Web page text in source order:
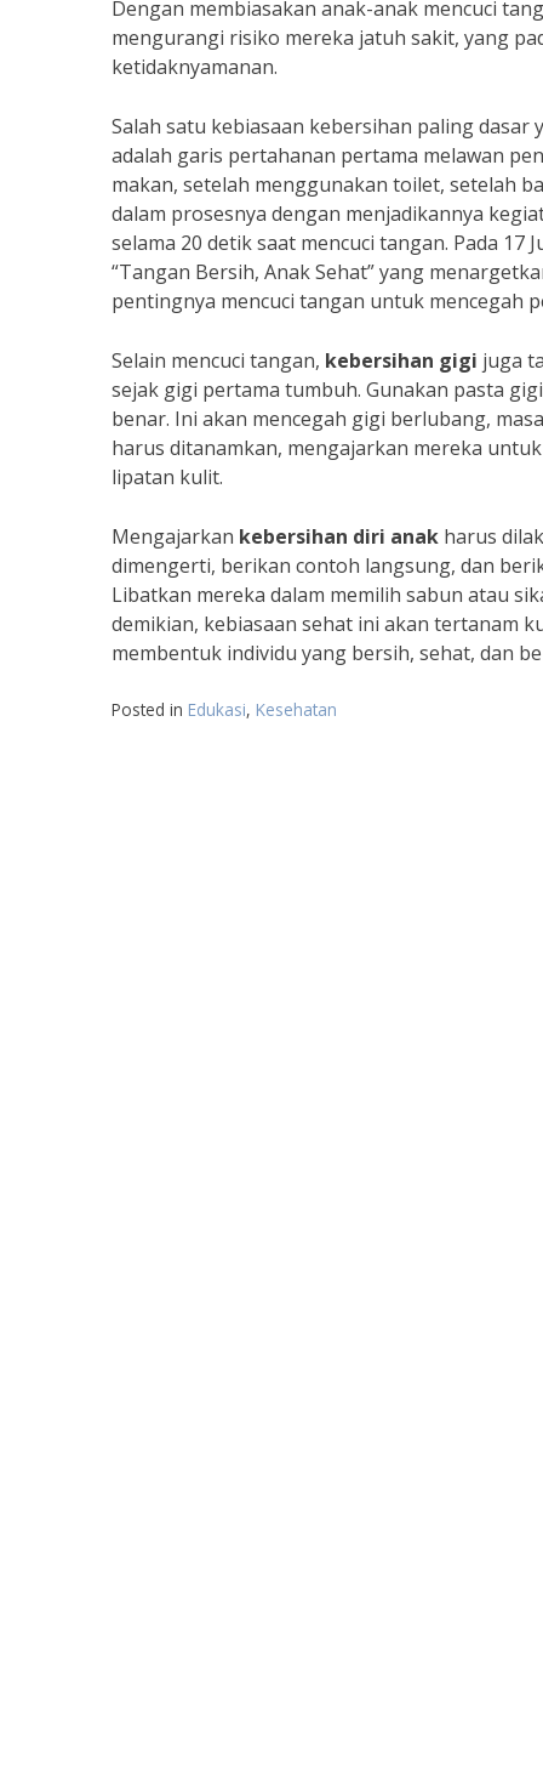
Dengan membiasakan anak-anak mencuci
mengurangi risiko mereka jatuh sakit, yang
ketidaknyamanan.
Salah satu kebiasaan kebersihan paling
adalah garis pertahanan pertama melawan
makan, setelah menggunakan toilet, setelah
dalam prosesnya dengan menjadikannya
selama 20 detik saat mencuci tangan. Pada 17
“Tangan Bersih, Anak Sehat” yang
pentingnya mencuci tangan untuk mencegah
Selain mencuci tangan, kebersihan gigi juga
sejak gigi pertama tumbuh. Gunakan pasta
benar. Ini akan mencegah gigi berlubang,
harus ditanamkan, mengajarkan mereka
lipatan kulit.
Mengajarkan kebersihan diri anak harus
dimengerti, berikan contoh langsung, dan
Libatkan mereka dalam memilih sabun atau
demikian, kebiasaan sehat ini akan tertanam
membentuk individu yang bersih, sehat, dan
Posted in Edukasi, Kesehatan